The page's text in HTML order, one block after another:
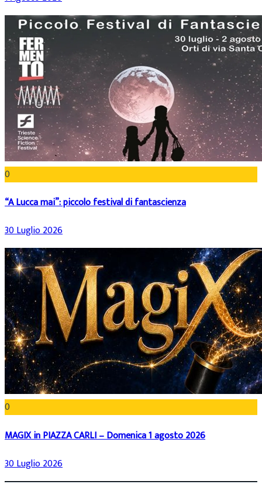
0
“A Lucca mai”: piccolo festival di fantascienza
30 Luglio 2026
0
MAGIX in PIAZZA CARLI – Domenica 1 agosto 2026
30 Luglio 2026